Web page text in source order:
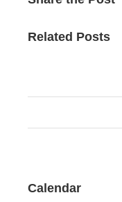
Related Posts
Calendar